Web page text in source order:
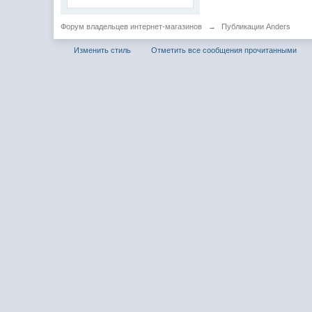
Форум владельцев интернет-магазинов → Публикации Anders
Изменить стиль Отметить все сообщения прочитанными